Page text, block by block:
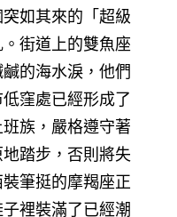
如其來的「超級
街道上的雙魚座
的海水淚，他們
窪處已經形成了
族，嚴格遵守著
踏步，否則將失
筆挺的摩羯座正
裡裝滿了已經潮